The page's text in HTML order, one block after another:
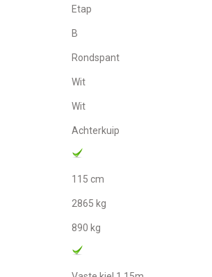
Etap
B
Rondspant
Wit
Wit
Achterkuip
115 cm
2865 kg
890 kg